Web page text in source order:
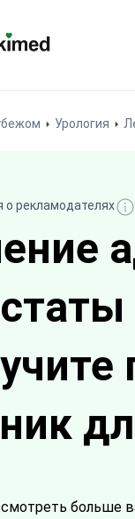
Урология
рекламодателях
больше